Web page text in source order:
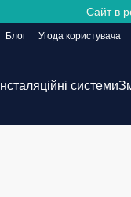
Сайт в
Блог Угода користувача
Інсталяційні системи